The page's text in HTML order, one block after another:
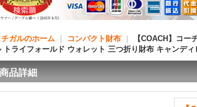
ガルのホーム コンパクト財布
【COACH】コ
トライフォールド ウォレット 三つ折り財布 キャンディ
商品詳細